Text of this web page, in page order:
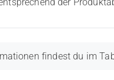
findest du im